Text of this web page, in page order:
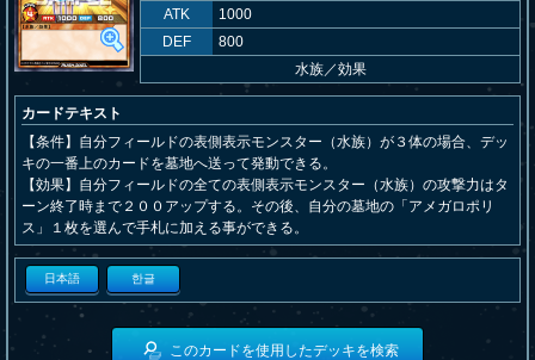
ATK
1000
DEF
800
水族／効果
カードテキスト
【条件】自分フィールドの表側表示モンスター（水族）が３体の場合、デッ
キの一番上のカードを墓地へ送って発動できる。
【効果】自分フィールドの全ての表側表示モンスター（水族）の攻撃力はタ
ーン終了時まで２００アップする。その後、自分の墓地の「アメガロポリ
ス」１枚を選んで手札に加える事ができる。
日本語 한글
このカードを使用したデッキを検索